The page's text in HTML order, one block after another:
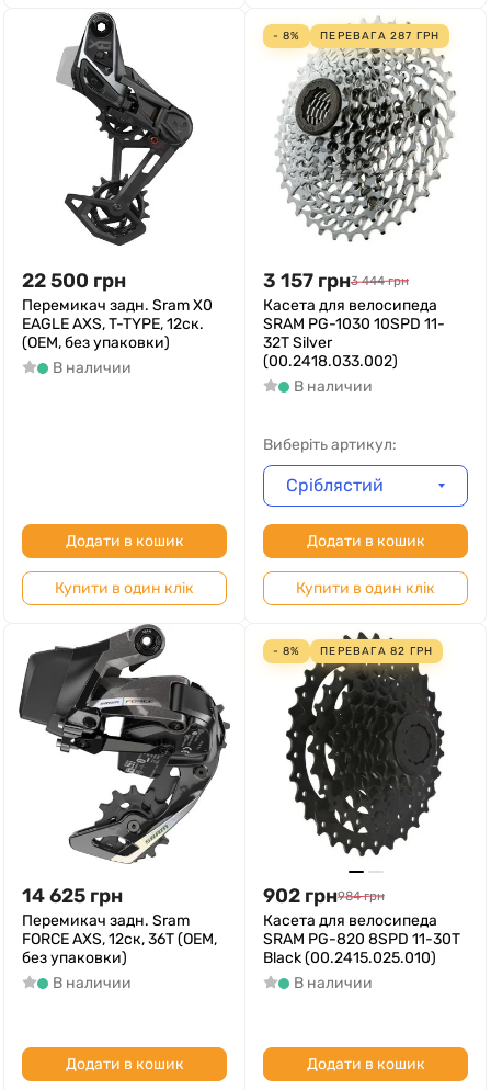
22 500 грн
Перемикач задн. Sram X0
EAGLE AXS, T-TYPE, 12ск.
(ОЕМ, без упаковки)
В наличии
Додати в кошик
Купити в один клік
- 8% ПЕРЕВАГА287 ГРН
3 157 грн3 444 грн
Касета для велосипеда
SRAM PG-1030 10SPD 11-
32T Silver
(00.2418.033.002)
В наличии
Виберіть артикул:
Сріблястий
Додати в кошик
Купити в один клік
14 625 грн
Перемикач задн. Sram
FORCE AXS, 12ск, 36T (ОЕМ,
без упаковки)
В наличии
Додати в кошик
- 8% ПЕРЕВАГА82 ГРН
902 грн984 грн
Касета для велосипеда
SRAM PG-820 8SPD 11-30T
Black (00.2415.025.010)
В наличии
Додати в кошик